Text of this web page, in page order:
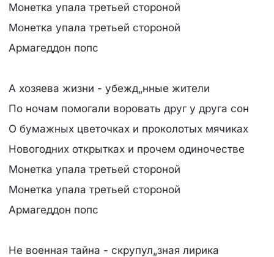
Монетка упала третьей стороной
Монетка упала третьей стороной
Армагеддон попс
А хозяева жизни - убежд„нные жители
По ночам помогали воровать друг у друга сон
О бумажных цветочках и проколотых мячиках
Новогодних открытках и прочем одиночестве
Монетка упала третьей стороной
Монетка упала третьей стороной
Армагеддон попс
Не военная тайна - скрупул„зная лирика